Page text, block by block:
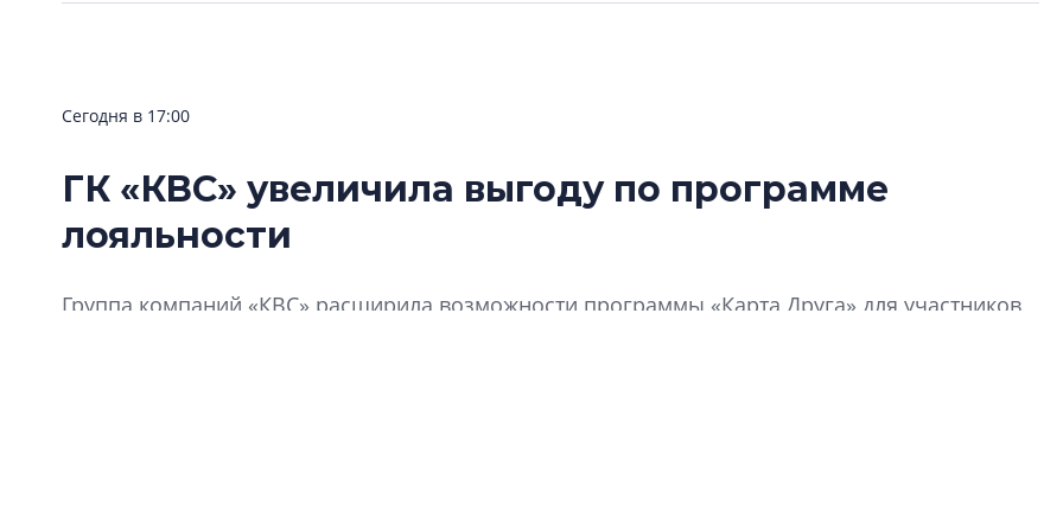
Сегодня в 17:00
ГК «КВС» увеличила выгоду по программе
лояльности
Группа компаний «КВС» расширила возможности программы «Карта Друга» для участников
эпохи фальш-